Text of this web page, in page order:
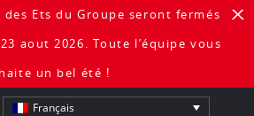
des Ets du Groupe seront fermés
aout 2026. Toute l’équipe vous
un bel été !
X
Français